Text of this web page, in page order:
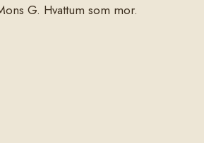
G. Hvattum som mor.